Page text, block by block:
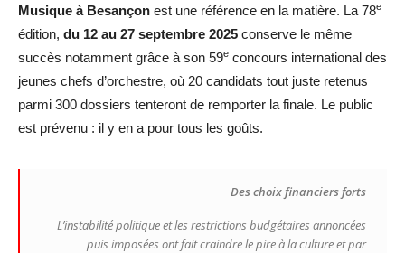
Musique à Besançon est une référence en la matière. La 78e
édition, du 12 au 27 septembre 2025 conserve le même
succès notamment grâce à son 59e concours international des
jeunes chefs d’orchestre, où 20 candidats tout juste retenus
parmi 300 dossiers tenteront de remporter la finale. Le public
est prévenu : il y en a pour tous les goûts.
Des choix financiers forts
L’instabilité politique et les restrictions budgétaires annoncées
puis imposées ont fait craindre le pire à la culture et par